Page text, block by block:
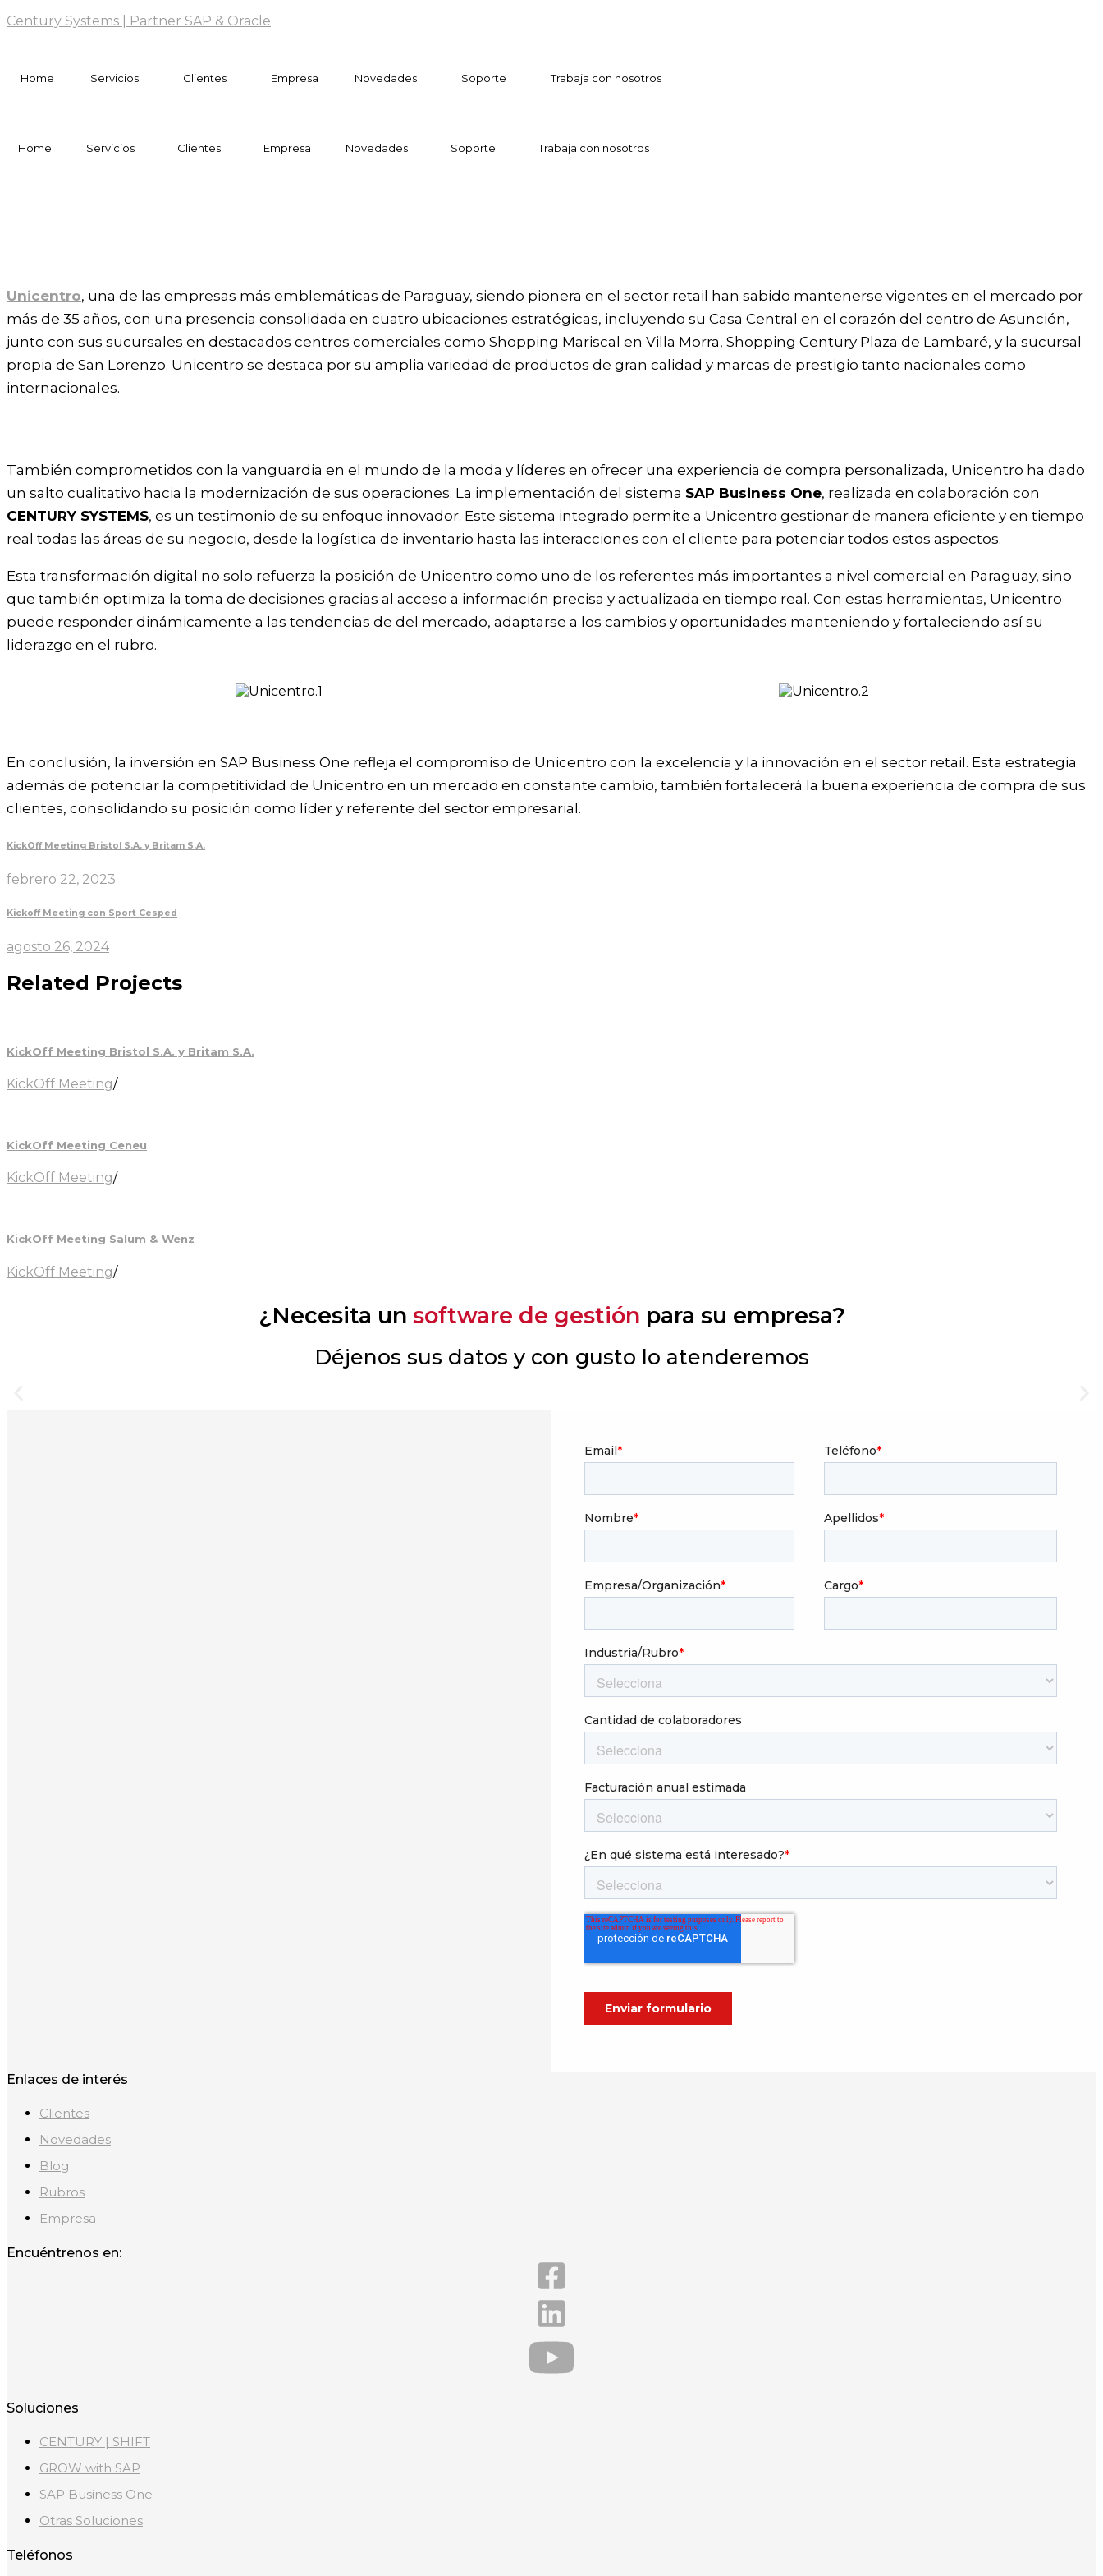
Century Systems | Partner SAP & Oracle
Home Servicios Clientes Empresa Novedades Soporte Trabaja con nosotros
Home Servicios Clientes Empresa Novedades Soporte Trabaja con nosotros
Unicentro, una de las empresas más emblemáticas de Paraguay, siendo pionera en el sector retail han sabido mantenerse vigentes en el mercado por
más de 35 años, con una presencia consolidada en cuatro ubicaciones estratégicas, incluyendo su Casa Central en el corazón del centro de Asunción,
junto con sus sucursales en destacados centros comerciales como Shopping Mariscal en Villa Morra, Shopping Century Plaza de Lambaré, y la sucursal
propia de San Lorenzo. Unicentro se destaca por su amplia variedad de productos de gran calidad y marcas de prestigio tanto nacionales como
internacionales.
También comprometidos con la vanguardia en el mundo de la moda y líderes en ofrecer una experiencia de compra personalizada, Unicentro ha dado
un salto cualitativo hacia la modernización de sus operaciones. La implementación del sistema SAP Business One, realizada en colaboración con
CENTURY SYSTEMS, es un testimonio de su enfoque innovador. Este sistema integrado permite a Unicentro gestionar de manera eficiente y en tiempo
real todas las áreas de su negocio, desde la logística de inventario hasta las interacciones con el cliente para potenciar todos estos aspectos.
Esta transformación digital no solo refuerza la posición de Unicentro como uno de los referentes más importantes a nivel comercial en Paraguay, sino
que también optimiza la toma de decisiones gracias al acceso a información precisa y actualizada en tiempo real. Con estas herramientas, Unicentro
puede responder dinámicamente a las tendencias de del mercado, adaptarse a los cambios y oportunidades manteniendo y fortaleciendo así su
liderazgo en el rubro.
En conclusión, la inversión en SAP Business One refleja el compromiso de Unicentro con la excelencia y la innovación en el sector retail. Esta estrategia
además de potenciar la competitividad de Unicentro en un mercado en constante cambio, también fortalecerá la buena experiencia de compra de sus
clientes, consolidando su posición como líder y referente del sector empresarial.
KickOff Meeting Bristol S.A. y Britam S.A.
febrero 22, 2023
Kickoff Meeting con Sport Cesped
agosto 26, 2024
Related Projects
KickOff Meeting Bristol S.A. y Britam S.A.
KickOff Meeting/
KickOff Meeting Ceneu
KickOff Meeting/
KickOff Meeting Salum & Wenz
KickOff Meeting/
¿Necesita un software de gestión para su empresa?
Déjenos sus datos y con gusto lo atenderemos
Enlaces de interés
Clientes
Novedades
Blog
Rubros
Empresa
Encuéntrenos en:
Soluciones
CENTURY | SHIFT
GROW with SAP
SAP Business One
Otras Soluciones
Teléfonos